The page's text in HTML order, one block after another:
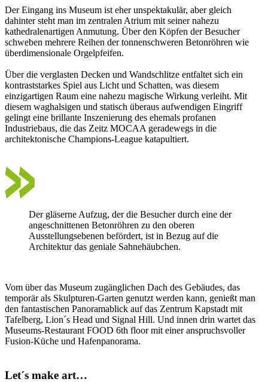
Der Eingang ins Museum ist eher unspektakulär, aber gleich
dahinter steht man im zentralen Atrium mit seiner nahezu
kathedralenartigen Anmutung. Über den Köpfen der Besucher
schweben mehrere Reihen der tonnenschweren Betonröhren wie
überdimensionale Orgelpfeifen.
Über die verglasten Decken und Wandschlitze entfaltet sich ein
kontraststarkes Spiel aus Licht und Schatten, was diesem
einzigartigen Raum eine nahezu magische Wirkung verleiht. Mit
diesem waghalsigen und statisch überaus aufwendigen Eingriff
gelingt eine brillante Inszenierung des ehemals profanen
Industriebaus, die das Zeitz MOCAA geradewegs in die
architektonische Champions-League katapultiert.
Der gläserne Aufzug, der die Besucher durch eine der
angeschnittenen Betonröhren zu den oberen
Ausstellungsebenen befördert, ist in Bezug auf die
Architektur das geniale Sahnehäubchen.
Vom über das Museum zugänglichen Dach des Gebäudes, das
temporär als Skulpturen-Garten genutzt werden kann, genießt man
den fantastischen Panoramablick auf das Zentrum Kapstadt mit
Tafelberg, Lion´s Head und Signal Hill. Und innen drin wartet das
Museums-Restaurant FOOD 6th floor mit einer anspruchsvoller
Fusion-Küche und Hafenpanorama.
Let´s make art…